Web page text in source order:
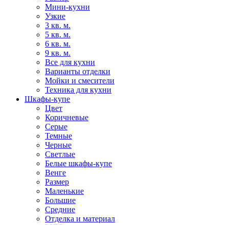
Мини-кухни
Узкие
3 кв. м.
5 кв. м.
6 кв. м.
9 кв. м.
Все для кухни
Варианты отделки
Мойки и смесители
Техника для кухни
Шкафы-купе
Цвет
Коричневые
Серые
Темные
Черные
Светлые
Белые шкафы-купе
Венге
Размер
Маленькие
Большие
Средние
Отделка и материал